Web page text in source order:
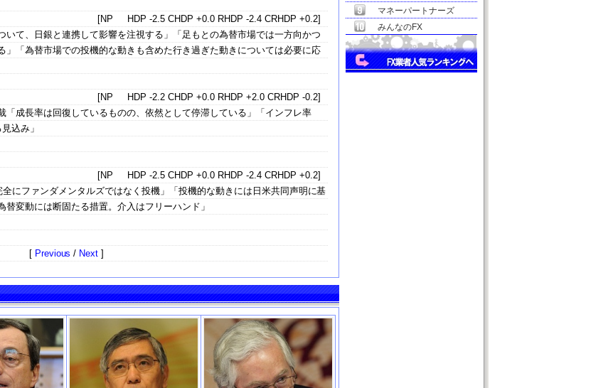
[NP HDP -2.5 CHDP +0.0 RHDP -2.4 CRHDP +0.2]
いて、日銀と連携して影響を注視する」「足もとの為替市場では一方向かつ
」「為替市場での投機的な動きも含めた行き過ぎた動きについては必要に応
[NP HDP -2.2 CHDP +0.0 RHDP +2.0 CRHDP -0.2]
「成長率は回復しているものの、依然として停滞している」「インフレ率
込み」
[NP HDP -2.5 CHDP +0.0 RHDP -2.4 CRHDP +0.2]
全にファンダメンタルズではなく投機」「投機的な動きには日米共同声明に基
変動には断固たる措置。介入はフリーハンド」
[ Previous / Next ]
マネーパートナーズ
みんなのFX